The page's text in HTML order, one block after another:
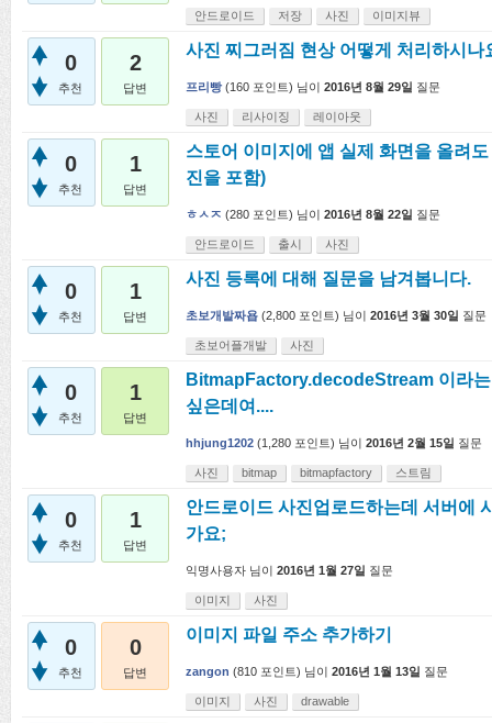
안드로이드 저장 사진 이미지뷰
0
추천
2
답변
사진 찌그러짐 현상 어떻게 처리하시나
프리빵 (160 포인트) 님이 2016년 8월 29일 질문
사진 리사이징 레이아웃
0
추천
1
답변
스토어 이미지에 앱 실제 화면을 올려
진을 포함)
ㅎㅅㅈ (280 포인트) 님이 2016년 8월 22일 질문
안드로이드 출시 사진
0
추천
1
답변
사진 등록에 대해 질문을 남겨봅니다.
초보개발짜욥 (2,800 포인트) 님이 2016년 3월 30일 질문
초보어플개발 사진
0
추천
1
답변
BitmapFactory.decodeStream 이라
싶은데여....
hhjung1202 (1,280 포인트) 님이 2016년 2월 15일 질문
사진 bitmap bitmapfactory 스트림
0
추천
1
답변
안드로이드 사진업로드하는데 서버에
가요;
익명사용자 님이 2016년 1월 27일 질문
이미지 사진
0
추천
0
답변
이미지 파일 주소 추가하기
zangon (810 포인트) 님이 2016년 1월 13일 질문
이미지 사진 drawable